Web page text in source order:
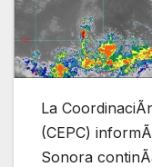
La
(CEPC)
Sonora